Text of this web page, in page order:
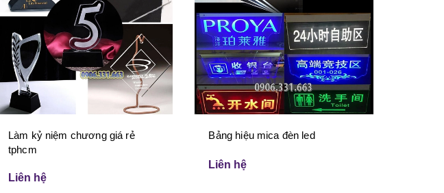
Làm kỷ niệm chương giá rẻ
tphcm
Liên hệ
Bảng hiệu mica đèn led
Liên hệ